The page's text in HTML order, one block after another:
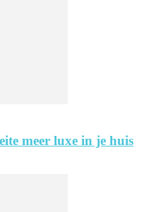
meer luxe in je huis